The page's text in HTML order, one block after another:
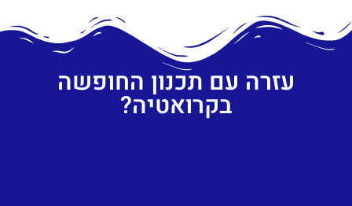
עזרה עם תכנון החופשה
בקרואטיה?